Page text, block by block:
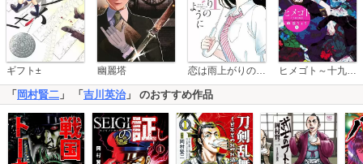
ギフト± 幽麗塔 恋は雨上がりのように ヒメゴト～十九歳の制服～
「 岡村賢二 」 「 吉川英治」 のおすすめ作品